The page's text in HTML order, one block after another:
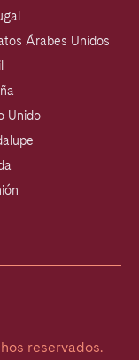
Árabes Unidos
Unido
reservados.